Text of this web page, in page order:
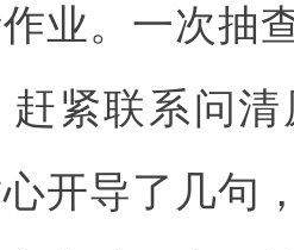
业。一次抽
赶紧联系问
开导了几句